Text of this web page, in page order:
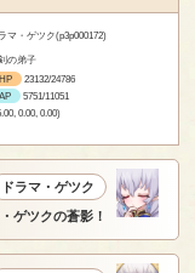
マ・ゲツク(p3p000172)
の弟子
HP
23132/24786
AP
5751/11051
0.00, 0.00)
ドラマ・ゲツク
ゲツクの蒼影！